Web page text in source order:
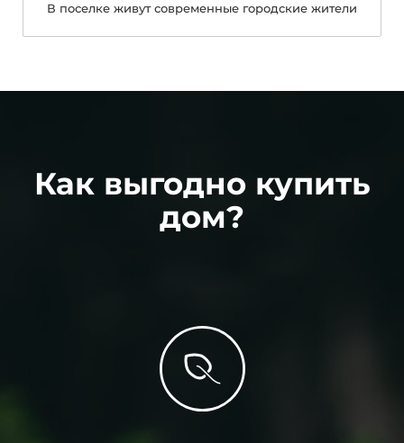
В поселке живут современные городские жители
Как выгодно купить
дом?